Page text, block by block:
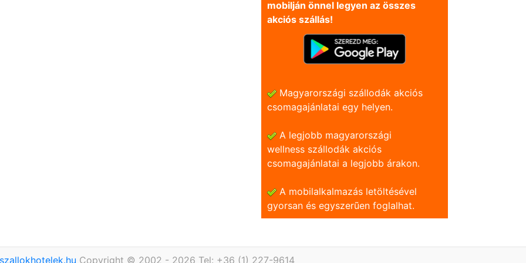
mobilján önnel legyen az összes
akciós szállás!
Magyarországi szállodák akciós
csomagajánlatai egy helyen.
A legjobb magyarországi
wellness szállodák akciós
csomagajánlatai a legjobb árakon.
A mobilalkalmazás letöltésével
gyorsan és egyszerũen foglalhat.
Copyright © 2002 - 2026 Tel: +36 (1) 227-9614